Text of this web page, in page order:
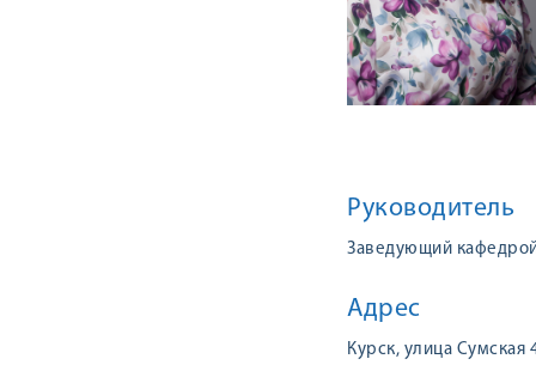
Руководитель
Заведующий
Адрес
Курск, улица Сумская